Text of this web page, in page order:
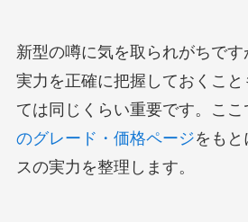
新型の噂に気を取られがちで
実力を正確に把握しておくこと
ては同じくらい重要です。ここ
のグレード・価格ページをも
スの実力を整理します。